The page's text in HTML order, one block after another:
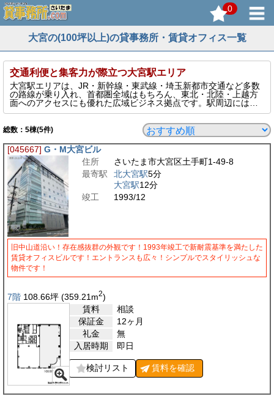
0
大宮の(100坪以上)の貸事務所・賃貸オフィス一覧
交通利便と集客力が際立つ大宮駅エリア
大宮駅エリアは、JR・新幹線・東武線・埼玉新都市交通など多数
の路線が乗り入れ、首都圏全域はもちろん、東北・北陸・上越方
面へのアクセスにも優れた広域ビジネス拠点です。駅周辺には
「ルミネ大宮」「大宮ソニックシティ」など商業・文化施設が充
スビルから中小規模の物件まで選択肢も幅広く、営業所や支社・
スタートアップなど多様な業態に対応可能。さいたま市の中心エ
リアとして、利便性・規模感・将来性の三拍子がそろった注目エ
リアです。
このページでは、そんな大宮エリアの100坪以上の貸事務所を表示
しています。
総数： 5棟(5件)
[045667] G・M大宮ビル
住所
さいたま市大宮区土手町1-49-8
最寄駅
北大宮駅5分
大宮駅12分
竣工
1993/12
旧中山道沿い！存在感抜群の外観です！1993年竣工で新耐震基準を満たした
賃貸オフィスビルです！エントランスも広々！シンプルでスタイリッシュな
物件です！
7階 108.66坪 (359.21 m2)
賃料
相談
保証金
12ヶ月
礼金
無
入居時期
即日
検討リスト 賃料を確認